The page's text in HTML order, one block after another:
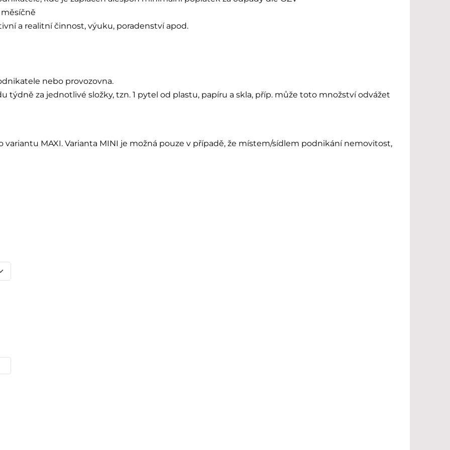
a realitní činnost, výuku, poradenství apod.
nebo provozovna.
týdně za jednotlivé složky, tzn. 1 pytel od plastu, papíru a skla, příp. může toto množství odvážet
MAXI. Varianta MINI je možná pouze v případě, že místem/sídlem podnikání nemovitost,